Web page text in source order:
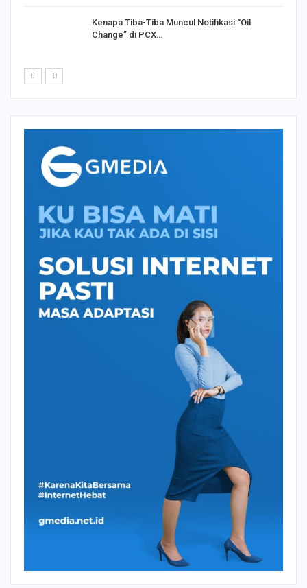
Kenapa Tiba-Tiba Muncul Notifikasi “Oil
Change” di PCX…